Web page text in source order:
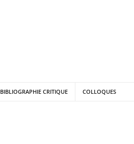
BIBLIOGRAPHIE CRITIQUE COLLOQUES